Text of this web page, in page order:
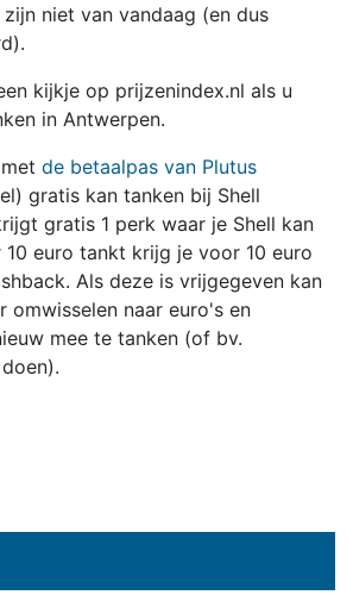
niet van vandaag (en dus
kijkje op prijzenindex.nl als u
in Antwerpen.
de betaalpas van Plutus
gratis kan tanken bij Shell
gratis 1 perk waar je Shell kan
10 euro tankt krijg je voor 10 euro
Als deze is vrijgegeven kan
omwisselen naar euro's en
mee te tanken (of bv.